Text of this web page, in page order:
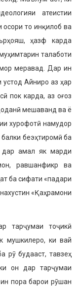
атеистии
осори то инқилоб ва
ҳазф карда
талаботи
меравад. Дар ин
Айниро аз ҳар
пок карда, аз оғоз
мешаванд ва ё
хурофотӣ намудор
беэҳтиромӣ ба
дар амал як марди
равшанфикр ва
ба сифати «падари
«Қаҳрамони
тарҷумаи тоҷикӣ
мушкилеро, ки вай
рӯ будааст, тавзеҳ
он дар тарҷумаи
пора барои рӯшан